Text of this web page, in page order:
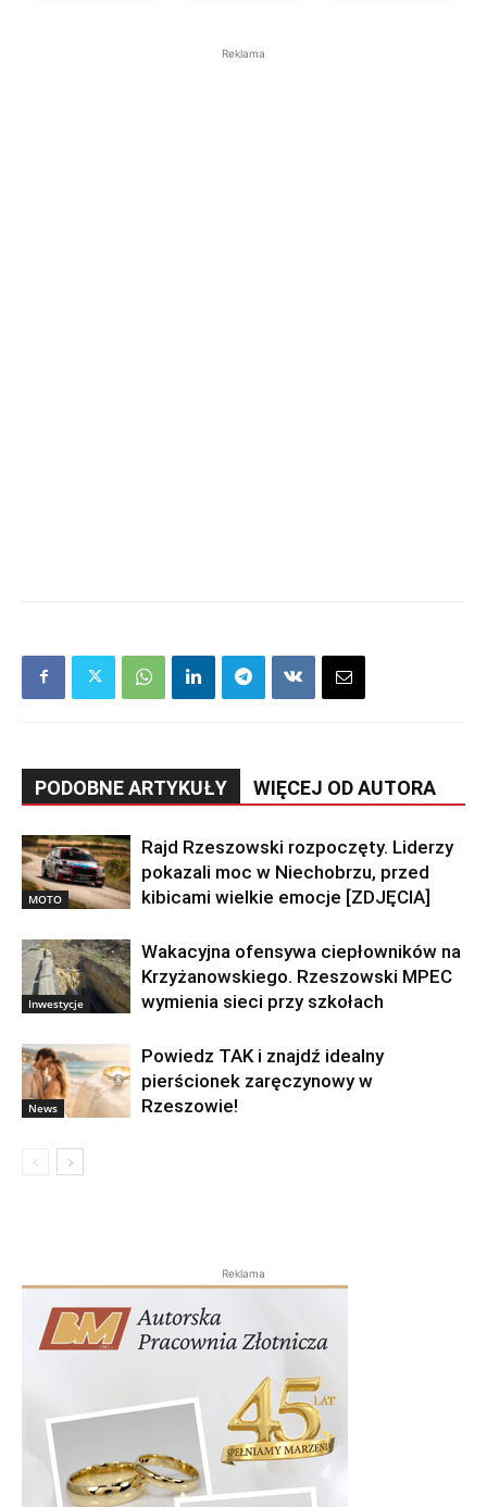
Reklama
PODOBNE ARTYKUŁY WIĘCEJ OD AUTORA
MOTO
Rajd Rzeszowski rozpoczęty. Liderzy
pokazali moc w Niechobrzu, przed
kibicami wielkie emocje [ZDJĘCIA]
Inwestycje
Wakacyjna ofensywa ciepłowników na
Krzyżanowskiego. Rzeszowski MPEC
wymienia sieci przy szkołach
News
Powiedz TAK i znajdź idealny
pierścionek zaręczynowy w
Rzeszowie!
Reklama